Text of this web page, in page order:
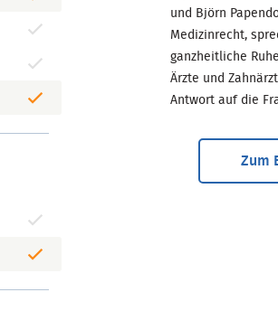
und Björn
Medizinrecht,
ganzheitliche
Ärzte und
Antwort auf die
Zum